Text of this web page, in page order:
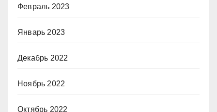
Февраль 2023
Январь 2023
Декабрь 2022
Ноябрь 2022
Октябрь 2022